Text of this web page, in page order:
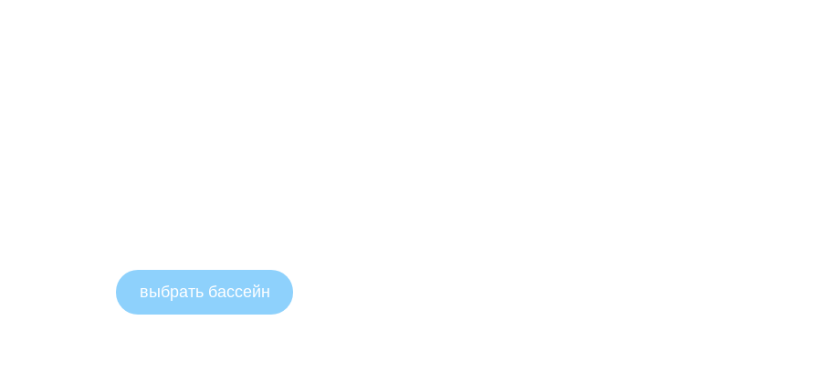
выбрать бассейн